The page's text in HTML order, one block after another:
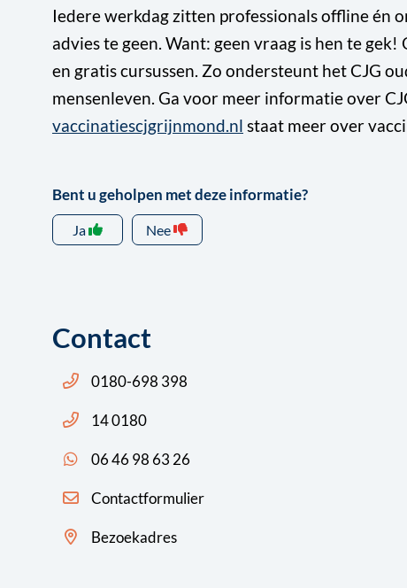
Iedere werkdag zitten professionals offline én
advies te geen. Want: geen vraag is hen te
en gratis cursussen. Zo ondersteunt het CJG
mensenleven. Ga voor meer informatie over
vaccinatiescjgrijnmond.nl staat meer over
Bent u geholpen met deze informatie?
Ja Nee
Contact
Bel ons: 14 0180
0180-698 398
Bel ons: 14 0180
14 0180
App ons: 06 46 98 63 26 (WhatsApp)
06 46 98 63 26
Contactformulier
Bezoekadres